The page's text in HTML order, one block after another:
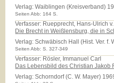
Verlag:Waiblingen (Kreisverband)
Seiten Abb: 164 S.
Verfasser: Ruepprecht, Hans-Ulrich v.
Die Brecht in Weißlensburg, die in
Verlag:Schwäbisch Hall (Hist. Ver. f.
Seiten Abb: S. 327-349
Verfasser: Rösler, Immanuel Carl
Das Lebensbild des Christian Jakob
Verlag:Schorndorf (C. W. Mayer)